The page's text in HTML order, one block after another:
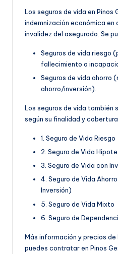
Los seguros de vida en Pinos
indemnización económica
invalidez del asegurado. Se
Seguros de vida riesgo
fallecimiento o
Seguros de vida ahorro
ahorro/inversión).
Los seguros de vida también
según su finalidad y
1. Seguro de Vida Riesgo
2. Seguro de Vida
3. Seguro de Vida con
4. Seguro de Vida
Inversión)
5. Seguro de Vida Mixto
6. Seguro de
Más información y precios de
puedes contratar en Pinos